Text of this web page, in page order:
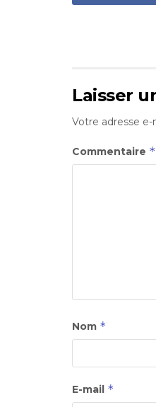
Laisser
Votre adresse e-
Commentaire *
Nom *
E-mail *